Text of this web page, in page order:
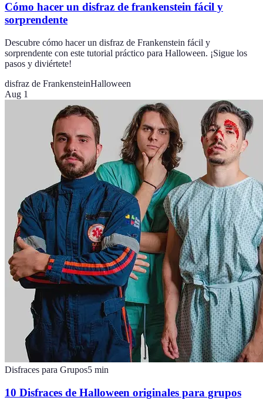
Cómo hacer un disfraz de frankenstein fácil y
sorprendente
Descubre cómo hacer un disfraz de Frankenstein fácil y
sorprendente con este tutorial práctico para Halloween. ¡Sigue los
pasos y diviértete!
disfraz de FrankensteinHalloween
Aug 1
Disfraces para Grupos5 min
10 Disfraces de Halloween originales para grupos